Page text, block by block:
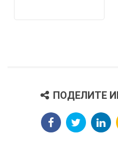
ПОДЕЛИТЕ